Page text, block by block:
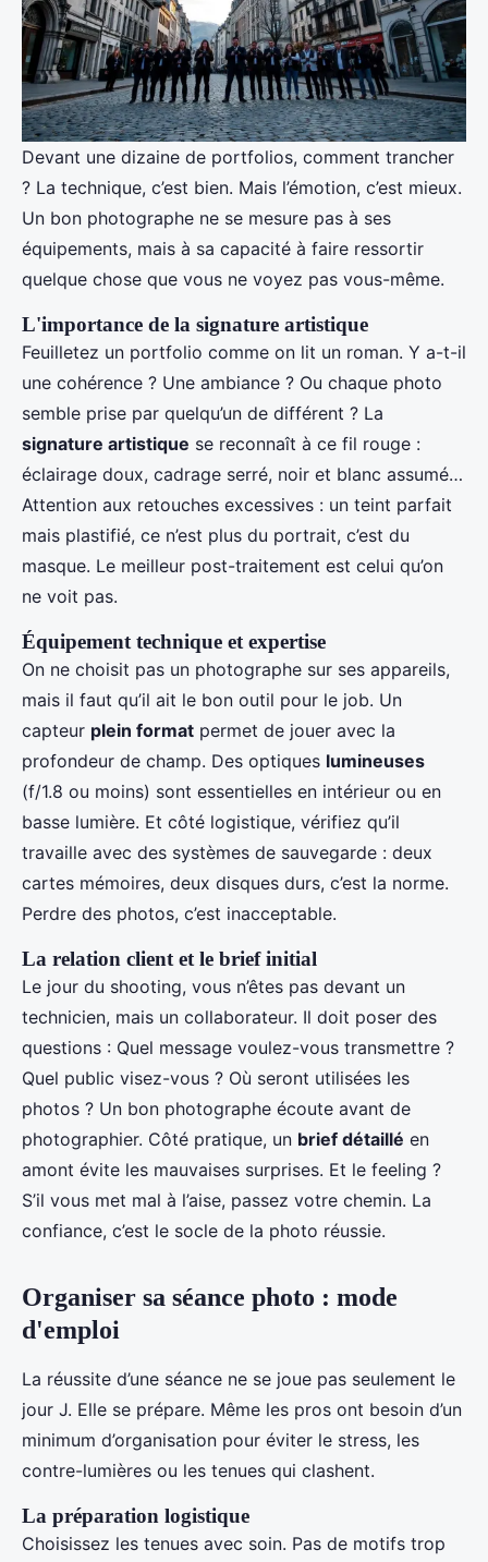
Devant une dizaine de portfolios, comment trancher
? La technique, c’est bien. Mais l’émotion, c’est mieux.
Un bon photographe ne se mesure pas à ses
équipements, mais à sa capacité à faire ressortir
quelque chose que vous ne voyez pas vous-même.
L'importance de la signature artistique
Feuilletez un portfolio comme on lit un roman. Y a-t-il
une cohérence ? Une ambiance ? Ou chaque photo
semble prise par quelqu’un de différent ? La
signature artistique se reconnaît à ce fil rouge :
éclairage doux, cadrage serré, noir et blanc assumé…
Attention aux retouches excessives : un teint parfait
mais plastifié, ce n’est plus du portrait, c’est du
masque. Le meilleur post-traitement est celui qu’on
ne voit pas.
Équipement technique et expertise
On ne choisit pas un photographe sur ses appareils,
mais il faut qu’il ait le bon outil pour le job. Un
capteur plein format permet de jouer avec la
profondeur de champ. Des optiques lumineuses
(f/1.8 ou moins) sont essentielles en intérieur ou en
basse lumière. Et côté logistique, vérifiez qu’il
travaille avec des systèmes de sauvegarde : deux
cartes mémoires, deux disques durs, c’est la norme.
Perdre des photos, c’est inacceptable.
La relation client et le brief initial
Le jour du shooting, vous n’êtes pas devant un
technicien, mais un collaborateur. Il doit poser des
questions : Quel message voulez-vous transmettre ?
Quel public visez-vous ? Où seront utilisées les
photos ? Un bon photographe écoute avant de
photographier. Côté pratique, un brief détaillé en
amont évite les mauvaises surprises. Et le feeling ?
S’il vous met mal à l’aise, passez votre chemin. La
confiance, c’est le socle de la photo réussie.
Organiser sa séance photo : mode
d'emploi
La réussite d’une séance ne se joue pas seulement le
jour J. Elle se prépare. Même les pros ont besoin d’un
minimum d’organisation pour éviter le stress, les
contre-lumières ou les tenues qui clashent.
La préparation logistique
Choisissez les tenues avec soin. Pas de motifs trop